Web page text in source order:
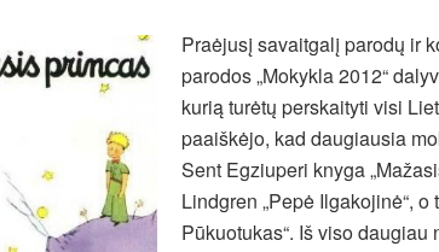
Praėjusį savaitgalį parodų ir
parodos „Mokykla 2012“
kurią turėtų perskaityti visi
paaiškėjo, kad daugiausia
Sent Egziuperi knyga
Lindgren „Pepė Ilgakojinė“,
Pūkuotukas“. Iš viso